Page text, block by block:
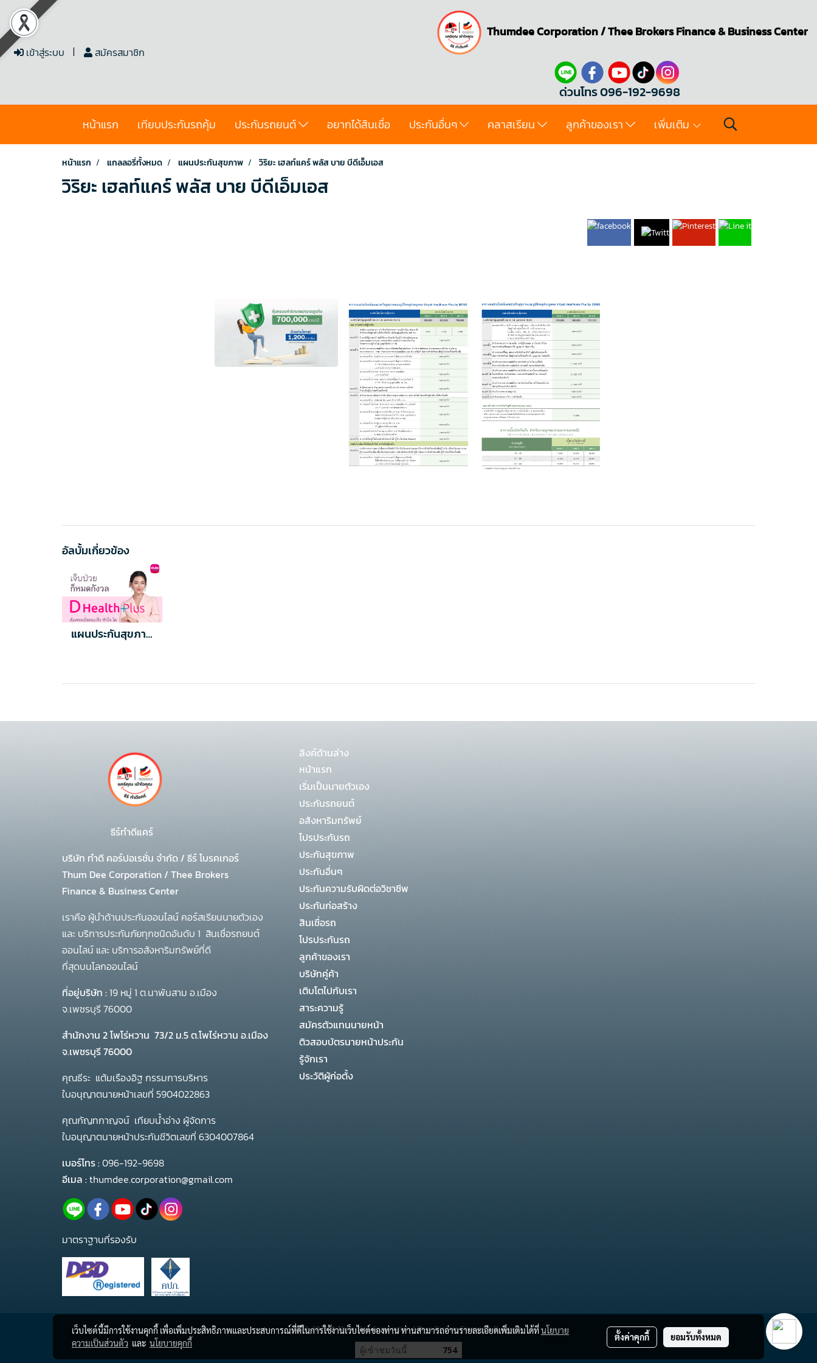
เข้าสู่ระบบ สมัครสมาชิก
Thumdee Corporation/Thee BrokersFinance & Business Center
ด่วนโทร 096-192-9698
หน้าแรก เทียบประกันรถคุ้ม ประกันรถยนต์ อยากได้สินเชื่อ ประกันอื่นๆ คลาสเรียน ลูกค้าของเรา เพิ่มเติม
หน้าแรก แกลลอรี่ทั้งหมด แผนประกันสุขภาพ วิริยะ เฮลท์แคร์ พลัส บาย บีดีเอ็มเอส
วิริยะ เฮลท์แคร์ พลัส บาย บีดีเอ็มเอส
อัลบั้มเกี่ยวข้อง
แผนประกันสุขภาพ
ธีร์ทำดีแคร์
บริษัท ทำดี คอร์ปอเรชั่น จำกัด / ธีร์ โบรคเกอร์
Thum Dee Corporation / Thee Brokers
Finance & Business Center
เราคือ ผู้นำด้านประกันออนไลน์ คอร์สเรียนนายตัวเอง
และ บริการประกันภัยทุกชนิดอันดับ 1 สินเชื่อรถยนต์
ออนไลน์ และ บริการอสังหาริมทรัพย์ที่ดี
ที่สุดบนโลกออนไลน์
ที่อยู่บริษัท :19 หมู่ 1 ต.นาพันสาม อ.เมือง
จ.เพชรบุรี 76000
สำนักงาน 2 โพโร่หวาน 73/2 ม.5 ต.โพไร่หวาน อ.เมือง
จ.เพชรบุรี 76000
คุณธีระ แต้มเรืองอิฐ กรรมการบริหาร
ใบอนุญาตนายหน้าเลขที่ 5904022863
คุณกัญทกาญจน์ เทียบน้ำอ่าง ผู้จัดการ
ใบอนุญาตนายหน้าประกันชีวิตเลขที่ 6304007864
เบอร์โทร :096-192-9698
อีเมล :thumdee.corporation@gmail.com
มาตราฐานที่รองรับ
ลิงค์ด้านล่าง
หน้าแรก
เริ่มเป็นนายตัวเอง
ประกันรถยนต์
อสังหาริมทรัพย์
โปรประกันรถ
ประกันสุขภาพ
ประกันอื่นๆ
ประกันความรับผิดต่อวิชาชีพ
ประกันก่อสร้าง
สินเชื่อรถ
โปรประกันรถ
ลูกค้าของเรา
บริษัทคู่ค้า
เติบโตไปกับเรา
สาระความรู้
สมัครตัวแทนนายหน้า
ติวสอบบัตรนายหน้าประกัน
รู้จักเรา
ประวัติผู้ก่อตั้ง
2012-2026 ©Thum Dee Corporation/Thee Brokers Finance & Business
ผู้เข้าชมวันนี้ 754
เว็บไซต์นี้มีการใช้งานคุกกี้ เพื่อเพิ่มประสิทธิภาพและประสบการณ์ที่ดีในการใช้งานเว็บไซต์ของท่าน ท่านสามารถอ่านรายละเอียดเพิ่มเติมได้ที่นโยบาย
ความเป็นส่วนตัว และ นโยบายคุกกี้
ตั้งค่าคุกกี้ ยอมรับทั้งหมด